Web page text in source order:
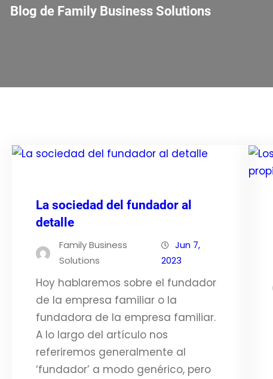
Blog de Family Business Solutions
La sociedad del fundador al
detalle
Family Business
Solutions
Jun 7,
2023
Hoy hablaremos sobre el fundador
de la empresa familiar o la
fundadora de la empresa familiar.
A lo largo del artículo nos
referiremos generalmente al
‘fundador’ a modo genérico, pero